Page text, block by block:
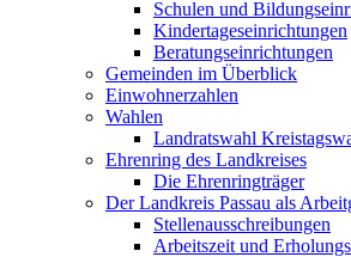
Schulen und
Kindertageseinrichtungen
Beratungseinrichtungen
Gemeinden im Überblick
Einwohnerzahlen
Wahlen
Landratswahl
Ehrenring des Landkreises
Die Ehrenringträger
Der Landkreis Passau als
Stellenausschreibungen
Arbeitszeit und